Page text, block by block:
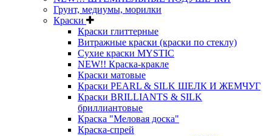
Грунт, медиумы, морилки
Краски
Краски глиттерные
Витражные краски (краски по стеклу)
Сухие краски MYSTIC
NEW!! Краска-кракле
Краски матовые
Краски PEARL & SILK ШЕЛК И ЖЕМЧУГ
Краски BRILLIANTS & SILK
бриллиантовые
Краска "Меловая доска"
Краска-спрей